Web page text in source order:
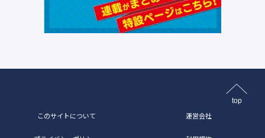
top
このサイトについて 運営会社